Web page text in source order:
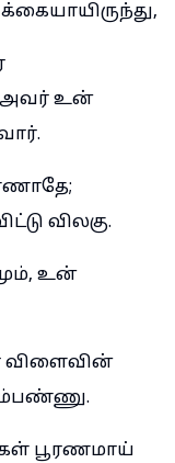
அவர் உன்
விலகு.
உன்
விளைவின்
பூரணமாய்